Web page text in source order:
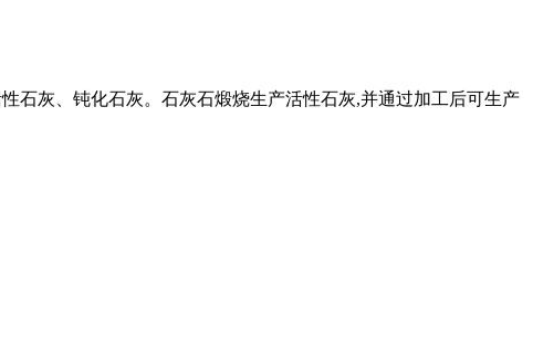
石灰、钝化石灰。石灰石煅烧生产活性石灰,并通过加工后可生产